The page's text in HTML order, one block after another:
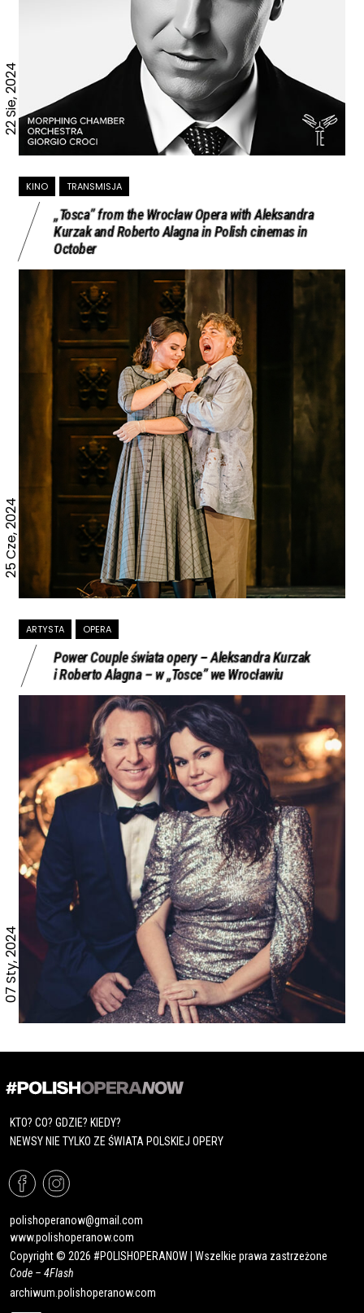
22 Sie, 2024
KINO TRANSMISJA
„Tosca” from the Wrocław Opera with Aleksandra
Kurzak and Roberto Alagna in Polish cinemas in
October
25 Cze, 2024
ARTYSTA OPERA
Power Couple świata opery – Aleksandra Kurzak
i Roberto Alagna – w „Tosce” we Wrocławiu
07 Sty, 2024
KTO? CO? GDZIE? KIEDY?
NEWSY NIE TYLKO ZE ŚWIATA POLSKIEJ OPERY
polishoperanow@gmail.com
www.polishoperanow.com
Copyright © 2026 #POLISHOPERANOW | Wszelkie prawa zastrzeżone
Code – 4Flash
archiwum.polishoperanow.com